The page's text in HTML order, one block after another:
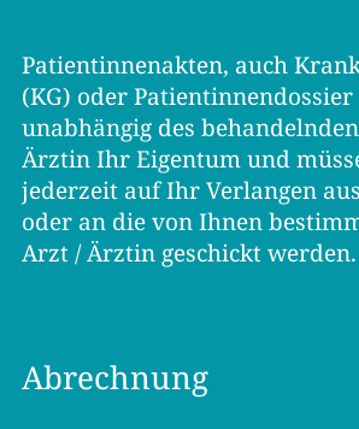
Patientinnenakten, auch
(KG) oder
unabhängig des
Ärztin Ihr Eigentum und
jederzeit auf Ihr Verlangen
oder an die von Ihnen
Arzt / Ärztin geschickt werden.
Abrechnung